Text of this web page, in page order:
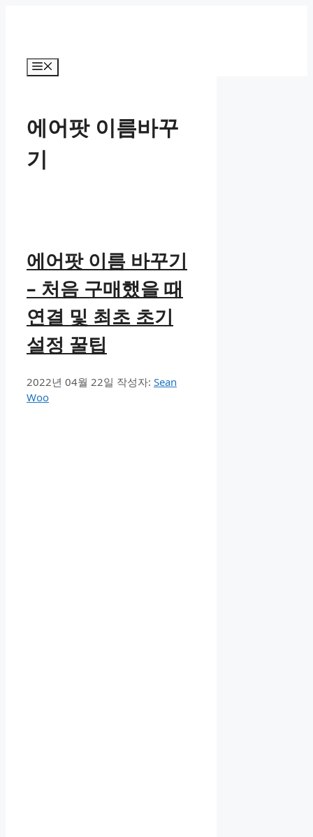
에어팟 이름바꾸
기
에어팟 이름 바꾸기
– 처음 구매했을 때
연결 및 최초 초기
설정 꿀팁
2022년 04월 22일 작성자: Sean
Woo